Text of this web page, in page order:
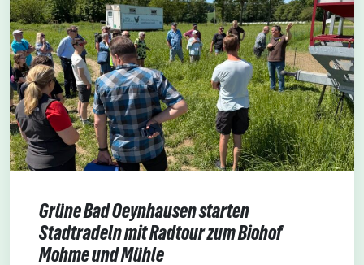
Grüne Bad Oeynhausen starten
Stadtradeln mit Radtour zum Biohof
Mohme und Mühle